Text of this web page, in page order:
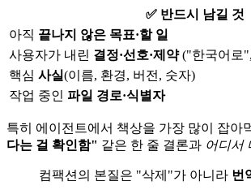
✅ 반드시 남길 것
아직 끝나지 않은 목표·할 일
사용자가 내린 결정·선호·제약("한국어로
핵심 사실(이름, 환경, 버전, 숫자)
작업 중인 파일 경로·식별자
특히 에이전트에서 책상을 가장 많이 잡아
다는 걸 확인함" 같은 한 줄 결론과 어디서
컴팩션의 본질은 "삭제"가 아니라 번